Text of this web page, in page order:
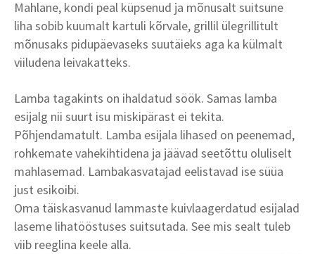
Mahlane, kondi peal küpsenud ja mõnusalt suitsune
liha sobib kuumalt kartuli kõrvale, grillil ülegrillitult
mõnusaks pidupäevaseks suutäieks aga ka külmalt
viiludena leivakatteks.
Lamba tagakints on ihaldatud söök. Samas lamba
esijalg nii suurt isu miskipärast ei tekita.
Põhjendamatult. Lamba esijala lihased on peenemad,
rohkemate vahekihtidena ja jäävad seetõttu oluliselt
mahlasemad. Lambakasvatajad eelistavad ise süüa
just esikoibi.
Oma täiskasvanud lammaste kuivlaagerdatud esijalad
laseme lihatööstuses suitsutada. See mis sealt tuleb
viib reeglina keele alla.